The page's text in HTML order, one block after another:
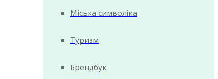
Міська символіка
Туризм
Брендбук